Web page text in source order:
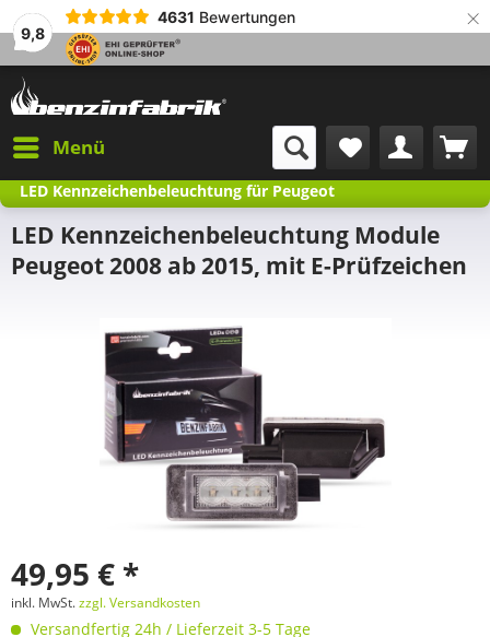
9,8
4631 Bewertungen ×
Menü
LED Kennzeichenbeleuchtung für Peugeot
LED Kennzeichenbeleuchtung Module
Peugeot 2008 ab 2015, mit E-Prüfzeichen
49,95 € *
inkl. MwSt.zzgl. Versandkosten
Versandfertig 24h / Lieferzeit 3-5 Tage